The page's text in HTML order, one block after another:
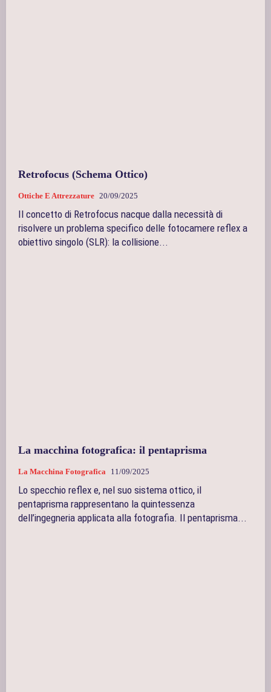
Retrofocus (Schema Ottico)
Ottiche E Attrezzature 20/09/2025
Il concetto di Retrofocus nacque dalla necessità di
risolvere un problema specifico delle fotocamere reflex a
obiettivo singolo (SLR): la collisione...
La macchina fotografica: il pentaprisma
La Macchina Fotografica 11/09/2025
Lo specchio reflex e, nel suo sistema ottico, il
pentaprisma rappresentano la quintessenza
dell’ingegneria applicata alla fotografia. Il pentaprisma...